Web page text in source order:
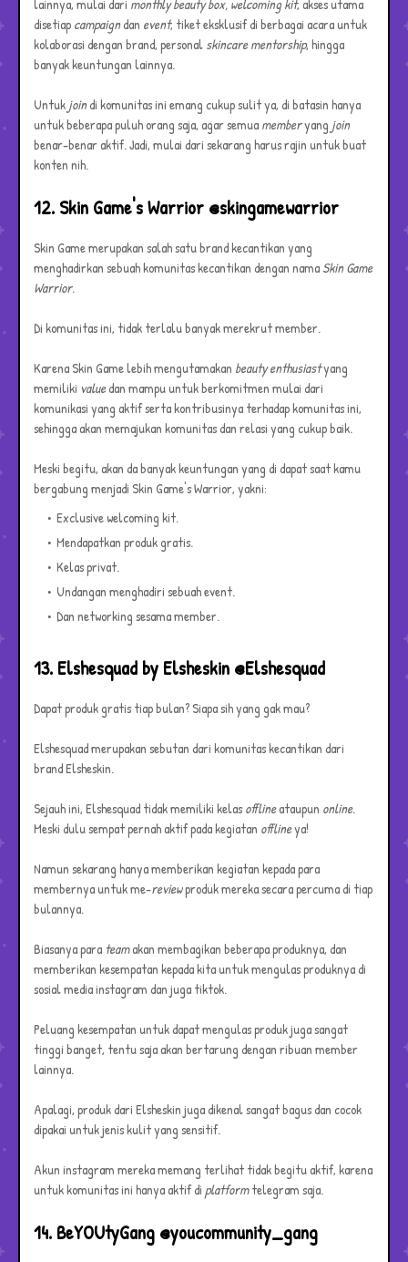
lainnya, mulai dari monthly beauty box, welcoming kit, akses utama
disetiapcampaigndan event, tiket eksklusif di berbagai acara untuk
kolaborasi dengan brand, personalskincarementorship, hingga
banyak keuntungan lainnya.
Untukjoindi komunitas ini emang cukup sulit ya, di batasin hanya
untuk beberapa puluh orang saja, agar semuamemberyang join
benar-benar aktif. Jadi, mulai dari sekarang harus rajin untuk buat
konten nih.
12. Skin Game's Warrior @skingamewarrior
Skin Game merupakan salah satu brand kecantikan yang
menghadirkan sebuah komunitas kecantikan dengan namaSkin Game
Warrior.
Di komunitas ini, tidak terlalu banyak merekrut member.
Karena Skin Game lebih mengutamakan beauty enthusiastyang
memiliki valuedan mampu untuk berkomitmen mulai dari
komunikasi yang aktif serta kontribusinya terhadap komunitas ini,
sehingga akan memajukan komunitas dan relasi yang cukup baik.
Meski begitu, akan da banyak keuntungan yang di dapat saat kamu
bergabung menjadi Skin Game's Warrior, yakni:
Exclusive welcoming kit.
Mendapatkan produk gratis.
Kelas privat.
Undangan menghadiri sebuah event.
Dan networking sesama member.
13. Elshesquad by Elsheskin @Elshesquad
Dapat produk gratis tiap bulan? Siapa sih yang gak mau?
Elshesquad merupakan sebutan dari komunitas kecantikan dari
brand Elsheskin.
Sejauh ini, Elshesquad tidak memiliki kelasofflineataupun online.
Meski dulu sempat pernah aktif pada kegiatan offlineya!
Namun sekarang hanya memberikan kegiatan kepada para
membernya untuk me-reviewproduk mereka secara percuma di tiap
bulannya.
Biasanya parateamakan membagikan beberapa produknya, dan
memberikan kesempatan kepada kita untuk mengulas produknya di
sosial media instagram dan juga tiktok.
Peluang kesempatan untuk dapat mengulas produk juga sangat
tinggi banget, tentu saja akan bertarung dengan ribuan member
lainnya.
Apalagi, produk dari Elsheskin juga dikenal sangat bagus dan cocok
dipakai untuk jenis kulit yang sensitif.
Akun instagram mereka memang terlihat tidak begitu aktif, karena
untuk komunitas ini hanya aktif diplatformtelegram saja.
14. BeYOUtyGang @youcommunity_gang